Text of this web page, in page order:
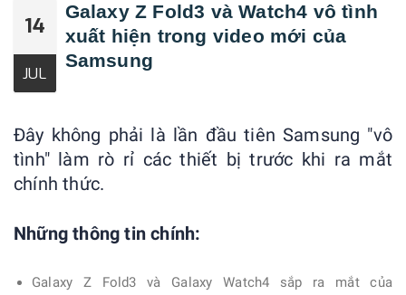
14
JUL
Galaxy Z Fold3 và Watch4 vô tình
xuất hiện trong video mới của
Samsung
Đây không phải là lần đầu tiên Samsung "vô
tình" làm rò rỉ các thiết bị trước khi ra mắt
chính thức.
Những thông tin chính:
Galaxy Z Fold3 và Galaxy Watch4 sắp ra mắt của